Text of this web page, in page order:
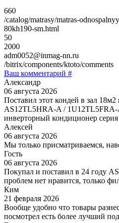
660
/catalog/matrasy/matras-
80kh190-sm.html
50
2000
adm0052@inmag-nn.ru
/bitrix/components/ktoto/comments
Ваш комментарий #
Александр
06 августа 2026
Поставил этот кондей в зал
AS12TL5HRA-A / 1U12TL5FRA-
инверторный кондиционер
Алексей
06 августа 2026
Мы только присматриваемся,
Гость
06 августа 2026
Покупал и поставил в 24 году
проблем нет нравится, только
Ким
21 февраля 2026
Вообще удобно что товары
посмотрел есть более лучший